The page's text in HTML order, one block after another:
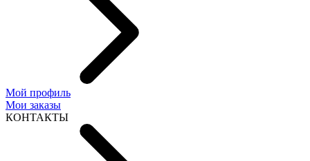
Мой профиль
Мои заказы
КОНТАКТЫ